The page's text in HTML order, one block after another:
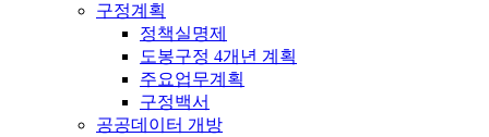
구정계획
정책실명제
도봉구정 4개년 계획
주요업무계획
구정백서
공공데이터 개방